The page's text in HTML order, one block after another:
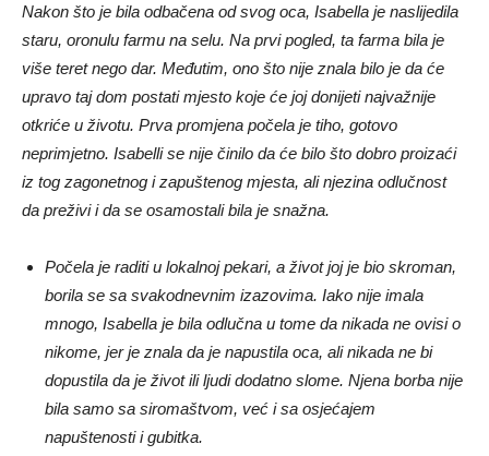
Nakon što je bila odbačena od svog oca, Isabella je naslijedila
staru, oronulu farmu na selu. Na prvi pogled, ta farma bila je
više teret nego dar. Međutim, ono što nije znala bilo je da će
upravo taj dom postati mjesto koje će joj donijeti najvažnije
otkriće u životu. Prva promjena počela je tiho, gotovo
neprimjetno. Isabelli se nije činilo da će bilo što dobro proizaći
iz tog zagonetnog i zapuštenog mjesta, ali njezina odlučnost
da preživi i da se osamostali bila je snažna.
Počela je raditi u lokalnoj pekari, a život joj je bio skroman,
borila se sa svakodnevnim izazovima. Iako nije imala
mnogo, Isabella je bila odlučna u tome da nikada ne ovisi o
nikome, jer je znala da je napustila oca, ali nikada ne bi
dopustila da je život ili ljudi dodatno slome. Njena borba nije
bila samo sa siromaštvom, već i sa osjećajem
napuštenosti i gubitka.